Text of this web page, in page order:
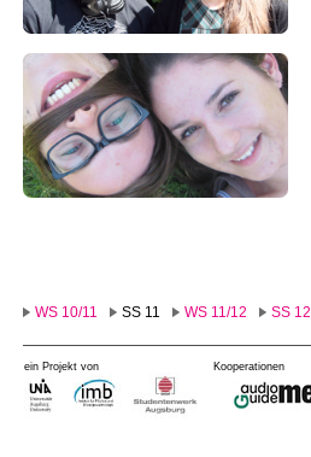
WS 10/11 SS 11 WS 11/12 SS 12
ein Projekt von Kooperationen